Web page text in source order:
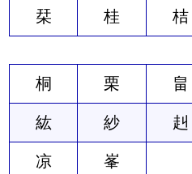
栞 桂 桔
桐 栗 畠
紘 紗 赳
凉 峯